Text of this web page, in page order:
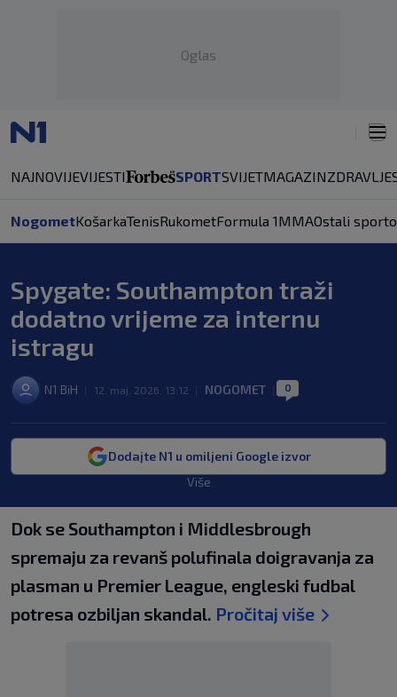
Oglas
NAJNOVIJEVIJESTI SPORTSVIJETMAGAZINZDRAVLJE
NogometKošarkaTenisRukometFormula 1MMAOstali
Spygate: Southampton traži
dodatno vrijeme za internu
istragu
N1 BiH 12. maj. 2026. 13:12 NOGOMET 0
Dodajte N1 u omiljeni Google izvor
Više
Dok se Southampton i Middlesbrough
spremaju za revanš polufinala doigravanja za
plasman u Premier League, engleski fudbal
potresa ozbiljan skandal. Pročitaj više